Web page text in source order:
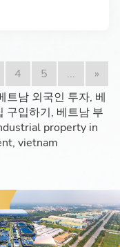
4 5 ...
»
트남 외국인 투자, 베
구입하기, 베트남 부
property in
vietnam